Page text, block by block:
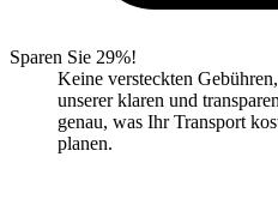
Sparen Sie 29%!
Keine versteckten
unserer klaren und
genau, was Ihr Transport
planen.